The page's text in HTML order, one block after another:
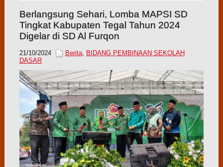
Berlangsung Sehari, Lomba MAPSI SD
Tingkat Kabupaten Tegal Tahun 2024
Digelar di SD Al Furqon
21/10/2024 Berita, BIDANG PEMBINAAN SEKOLAH
DASAR